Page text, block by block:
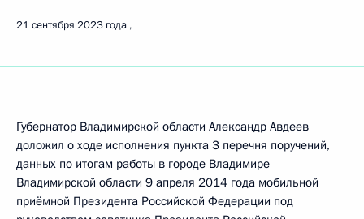
21 сентября 2023 года
Губернатор Владимирской области Александр Авдеев
доложил о ходе исполнения пункта 3 перечня поручений,
данных по итогам работы в городе Владимире
Владимирской области 9 апреля 2014 года мобильной
приёмной Президента Российской Федерации под